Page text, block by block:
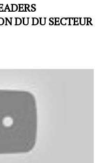
DU DU SECTEUR